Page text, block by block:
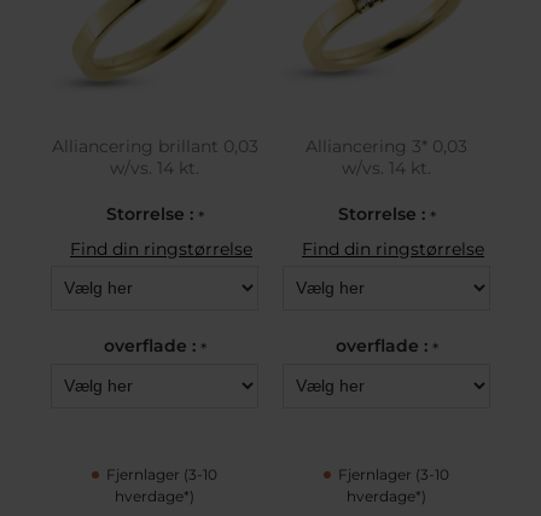
Alliancering brillant 0,03
w/vs. 14 kt.
Storrelse : *
Find din ringstørrelse
overflade : *
Fjernlager (3-10
hverdage*)
Alliancering 3* 0,03
w/vs. 14 kt.
Storrelse : *
Find din ringstørrelse
overflade : *
Fjernlager (3-10
hverdage*)